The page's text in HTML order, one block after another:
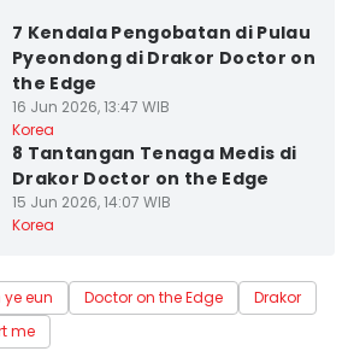
7 Kendala Pengobatan di Pulau
Pyeondong di Drakor Doctor on
the Edge
16 Jun 2026, 13:47 WIB
Korea
8 Tantangan Tenaga Medis di
Drakor Doctor on the Edge
15 Jun 2026, 14:07 WIB
Korea
eun Doctor on the Edge
Drakor
me